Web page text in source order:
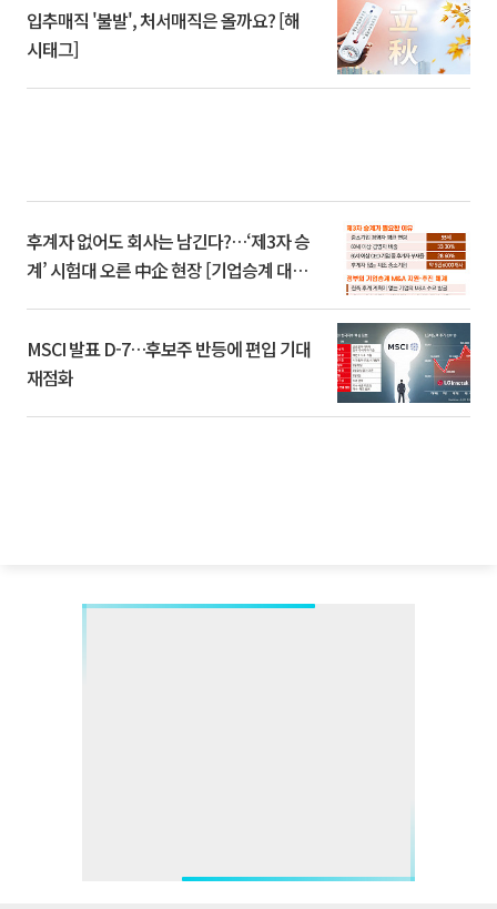
입추매직 '불발', 처서매직은 올까요? [해
시태그]
후계자 없어도 회사는 남긴다?…‘제3자 승
계’ 시험대 오른 中企 현장 [기업승계 대전
MSCI 발표 D-7…후보주 반등에 편입 기대
재점화